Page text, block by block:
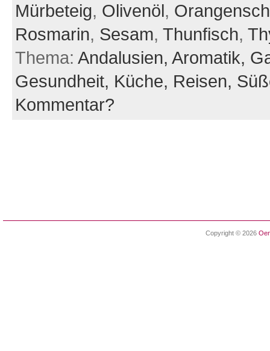
Mürbeteig, Olivenöl,
Rosmarin, Sesam, Thunfisch,
Thema: Andalusien, Aromatik,
Gesundheit, Küche, Reisen,
Kommentar?
Copyright © 2026